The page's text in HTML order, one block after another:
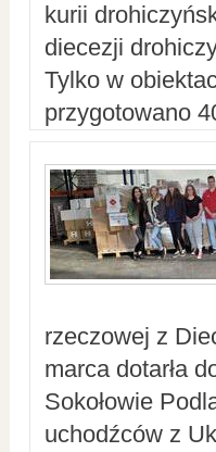
kurii
diecezji
Tylko w
przygotowano
rzeczowej z
marca dotarła
Sokołowie
uchodźców z